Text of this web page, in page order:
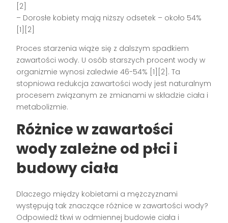
[2]
– Dorosłe kobiety mają niższy odsetek – około 54%
[1][2]
Proces starzenia wiąże się z dalszym spadkiem
zawartości wody. U osób starszych procent wody w
organizmie wynosi zaledwie 46-54% [1][2]. Ta
stopniowa redukcja zawartości wody jest naturalnym
procesem związanym ze zmianami w składzie ciała i
metabolizmie.
Różnice w zawartości
wody zależne od płci i
budowy ciała
Dlaczego między kobietami a mężczyznami
występują tak znaczące różnice w zawartości wody?
Odpowiedź tkwi w odmiennej budowie ciała i